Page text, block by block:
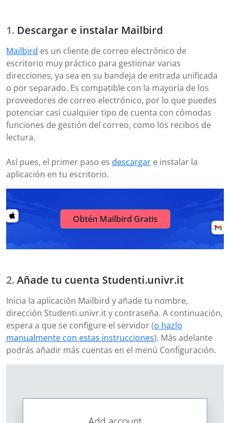
Descargar e instalar Mailbird
Mailbird es un cliente de correo electrónico de
escritorio muy práctico para gestionar varias
direcciones, ya sea en su bandeja de entrada unificada
o por separado. Es compatible con la mayoría de los
proveedores de correo electrónico, por lo que puedes
potenciar casi cualquier tipo de cuenta con cómodas
funciones de gestión del correo, como los recibos de
lectura.
Así pues, el primer paso es descargar e instalar la
aplicación en tu escritorio.
Obtén Mailbird Gratis
Añade tu cuenta Studenti.univr.it
Inicia la aplicación Mailbird y añade tu nombre,
dirección Studenti.univr.it y contraseña. A continuación,
espera a que se configure el servidor (o hazlo
manualmente con estas instrucciones). Más adelante
podrás añadir más cuentas en el menú Configuración.